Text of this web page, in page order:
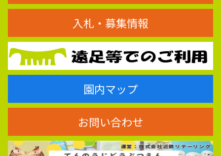
入札・募集情報
園内マップ
お問い合わせ